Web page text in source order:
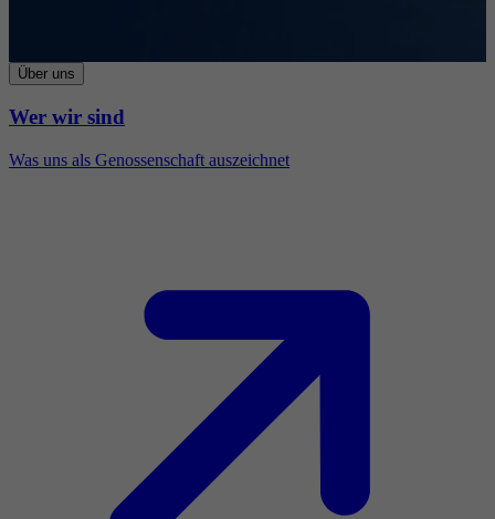
Über uns
Wer wir sind
Was uns als Genossenschaft auszeichnet